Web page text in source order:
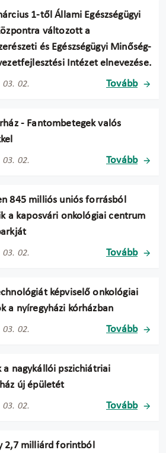
1-től Állami Egészségügyi
változott a
és Egészségügyi Minőség-
Intézet elnevezése.
03. 02. Tovább
- Fantombetegek valós
03. 02. Tovább
845 milliós uniós forrásból
a kaposvári onkológiai centrum
03. 02. Tovább
képviselő onkológiai
a nyíregyházi kórházban
03. 02. Tovább
a nagykállói pszichiátriai
új épületét
03. 02. Tovább
2,7 milliárd forintból